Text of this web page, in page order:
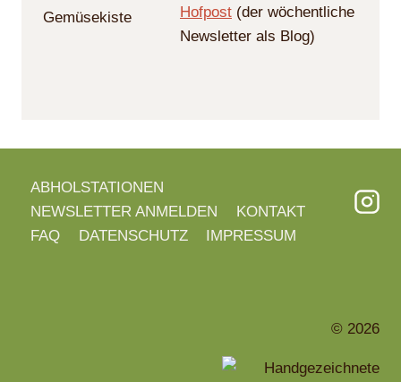
Hofpost (der wöchentliche
Newsletter als Blog)
ABHOLSTATIONEN
NEWSLETTER ANMELDEN
KONTAKT
FAQ
DATENSCHUTZ IMPRESSUM
© 2026